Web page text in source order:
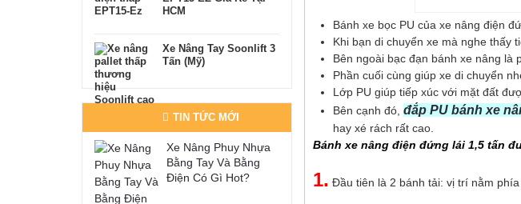
Bánh xe bọc PU của xe nâng điện
Khi bạn di chuyển xe mà nghe thấy
Bên ngoài bạc đạn bánh xe nâng là
Phần cuối cùng giúp xe di chuyển
Lớp PU giúp tiếp xúc với mặt đất
Bên cạnh đó, đắp PU bánh xe
hay xé rách rất cao.
Bánh xe nâng điện đứng lái 1,5 tấn
1. Đầu tiên là 2 bánh tải: vị trí nằm
HCM
Xe Nâng Tay Soonlift 3
Tấn (Mỹ)
TIN TỨC MỚI
Xe Nâng Phuy Nhựa
Bằng Tay Và Bằng
Điện Có Gì Hot?